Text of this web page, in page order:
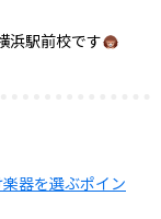
浜駅前校です
器を選ぶポイン